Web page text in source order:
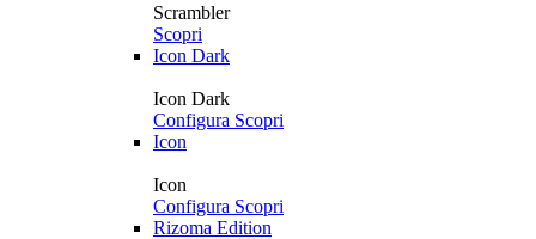
Scrambler
Scopri
Icon Dark
Icon Dark
Configura Scopri
Icon
Icon
Configura Scopri
Rizoma Edition